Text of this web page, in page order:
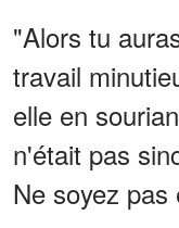
"Alors tu
travail
elle en
n'était pas
Ne soyez pas